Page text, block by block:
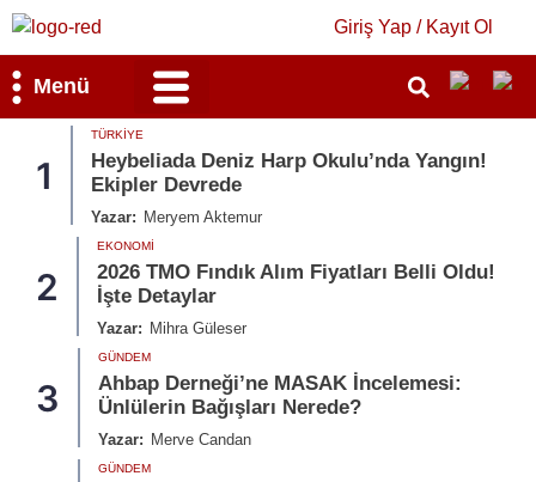
Giriş Yap / Kayıt Ol
Menü
1
TÜRKIYE
Heybeliada Deniz Harp Okulu’nda Yangın!
Ekipler Devrede
Yazar: Meryem Aktemur
2
EKONOMI
2026 TMO Fındık Alım Fiyatları Belli Oldu!
İşte Detaylar
Yazar: Mihra Güleser
3
GÜNDEM
Ahbap Derneği’ne MASAK İncelemesi:
Ünlülerin Bağışları Nerede?
Yazar: Merve Candan
GÜNDEM